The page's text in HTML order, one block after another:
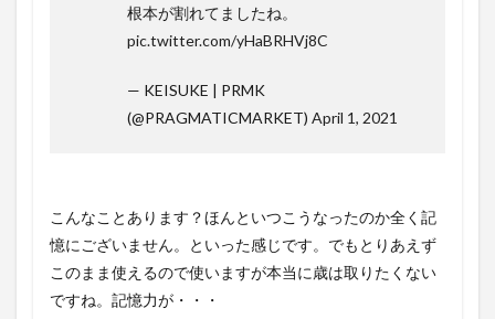
根本が割れてましたね。
pic.twitter.com/yHaBRHVj8C
— KEISUKE | PRMK
(@PRAGMATICMARKET) April 1, 2021
こんなことあります？ほんといつこうなったのか全く記
憶にございません。といった感じです。でもとりあえず
このまま使えるので使いますが本当に歳は取りたくない
ですね。記憶力が・・・